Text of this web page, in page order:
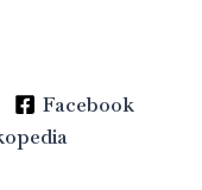
Facebook